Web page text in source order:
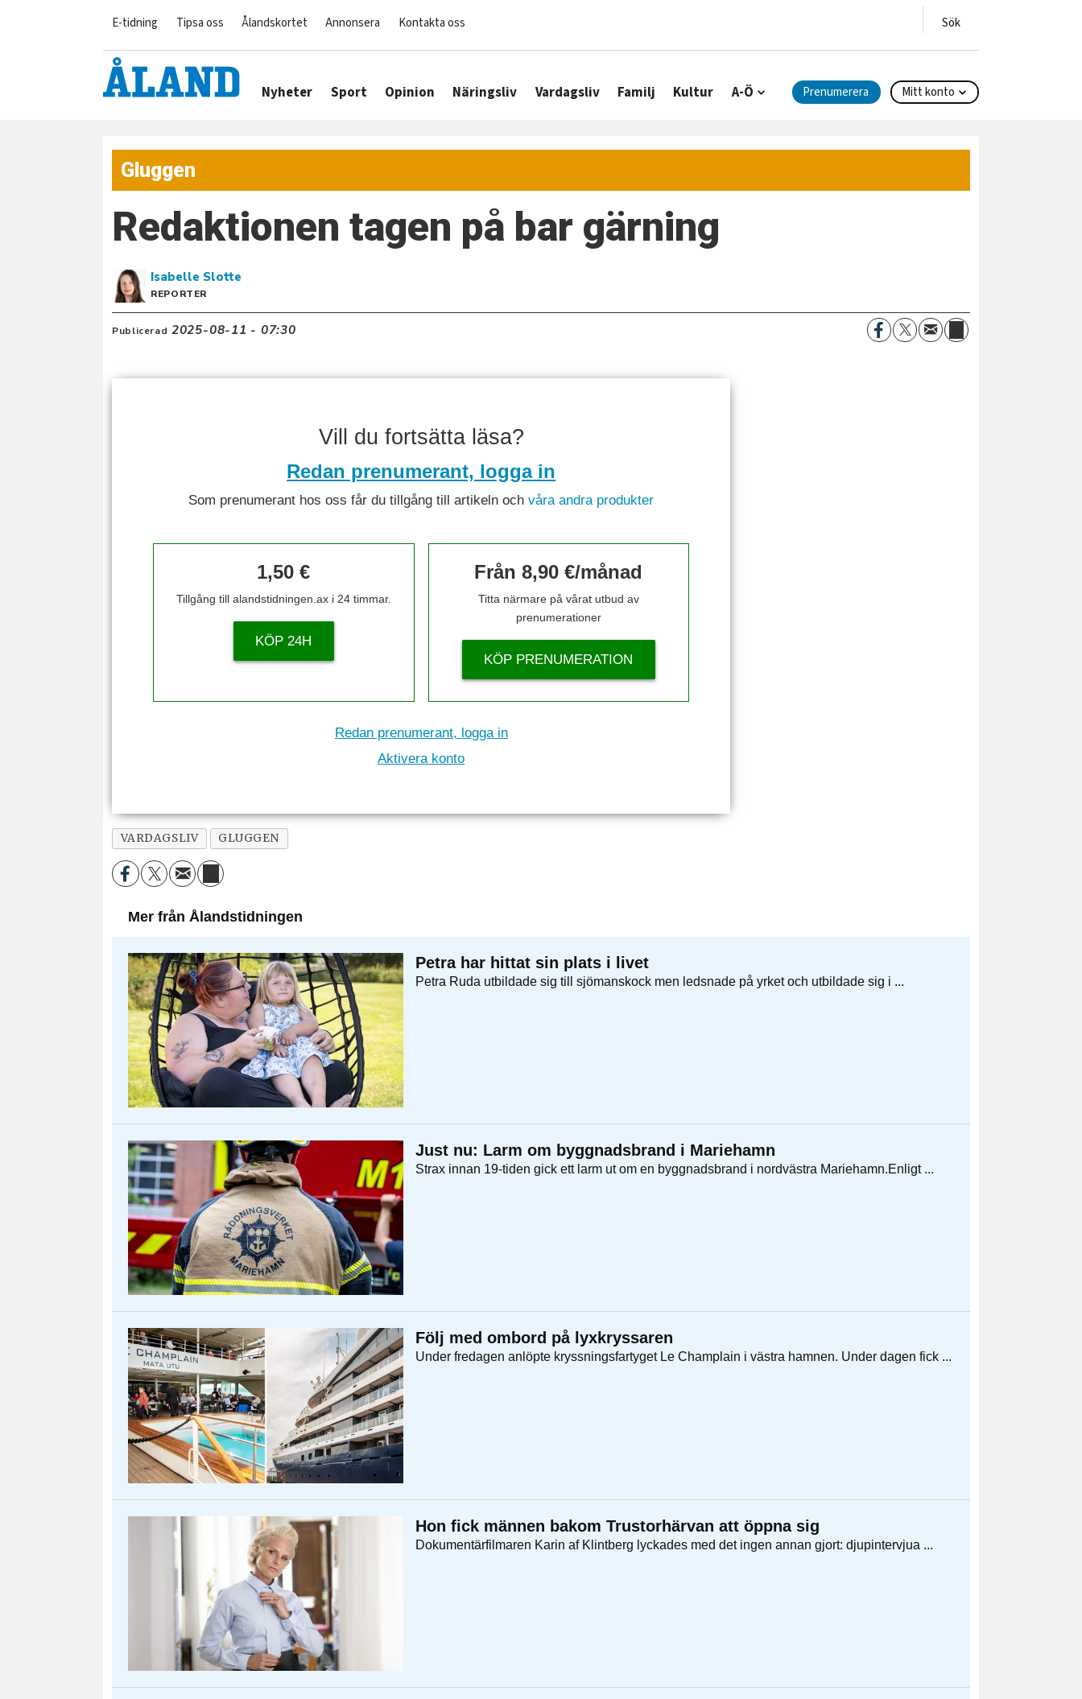
E-tidning Tipsa oss Ålandskortet Annonsera Kontakta oss
Nyheter Sport Opinion Näringsliv Vardagsliv Familj Kultur A-Ö Prenumerera Mitt konto
Gluggen
Redaktionen tagen på bar gärning
Isabelle Slotte
REPORTER
Publicerad 2025-08-11 - 07:30
Vill du fortsätta läsa?
Redan prenumerant, logga in
Som prenumerant hos oss får du tillgång till artikeln ochvåra andra produkter
1,50 €
Tillgång till alandstidningen.ax i 24 timmar.
KÖP 24H
Från 8,90 €/månad
Titta närmare på vårat utbud av
prenumerationer
KÖP PRENUMERATION
Redan prenumerant, logga in
Aktivera konto
VARDAGSLIV GLUGGEN